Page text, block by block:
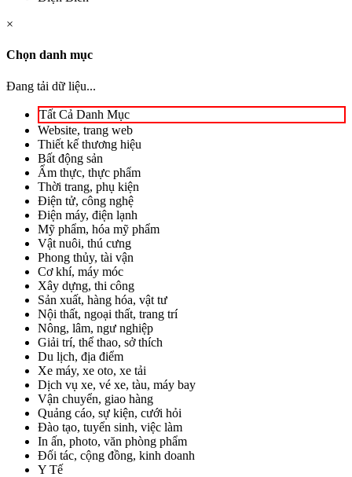
×
Chọn danh mục
Đang tải dữ liệu...
Tất Cả Danh Mục
Website, trang web
Thiết kế thương hiệu
Bất động sản
Ẩm thực, thực phẩm
Thời trang, phụ kiện
Điện tử, công nghệ
Điện máy, điện lạnh
Mỹ phẩm, hóa mỹ phẩm
Vật nuôi, thú cưng
Phong thủy, tài vận
Cơ khí, máy móc
Xây dựng, thi công
Sản xuất, hàng hóa, vật tư
Nội thất, ngoại thất, trang trí
Nông, lâm, ngư nghiệp
Giải trí, thể thao, sở thích
Du lịch, địa điểm
Xe máy, xe oto, xe tải
Dịch vụ xe, vé xe, tàu, máy bay
Vận chuyển, giao hàng
Quảng cáo, sự kiện, cưới hỏi
Đào tạo, tuyển sinh, việc làm
In ấn, photo, văn phòng phẩm
Đối tác, cộng đồng, kinh doanh
Y Tế